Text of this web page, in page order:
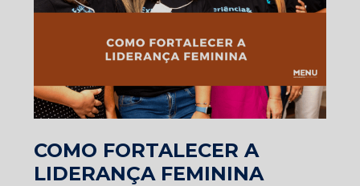
COMO FORTALECER A
LIDERANÇA FEMININA